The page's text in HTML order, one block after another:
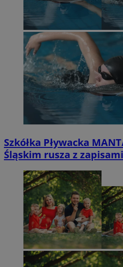
Szkółka Pływacka
Śląskim rusza z